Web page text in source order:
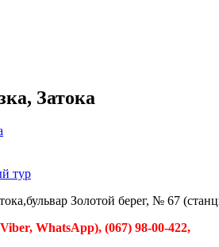
Затока
тур
Золотой берег, № 67
WhatsApp), (067) 98-00-422,